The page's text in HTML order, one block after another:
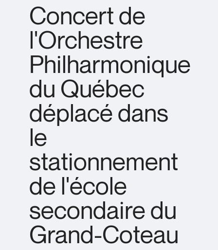
Concert de
l'Orchestre
Philharmonique
du Québec
déplacé dans
le
stationnement
de l'école
secondaire du
Grand-Coteau